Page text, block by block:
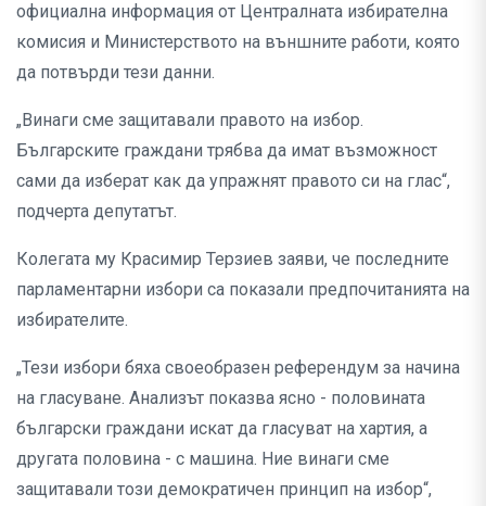
официална информация от Централната избирателна
комисия и Министерството на външните работи, която
да потвърди тези данни.
„Винаги сме защитавали правото на избор.
Българските граждани трябва да имат възможност
сами да изберат как да упражнят правото си на глас“,
подчерта депутатът.
Колегата му Красимир Терзиев заяви, че последните
парламентарни избори са показали предпочитанията на
избирателите.
„Тези избори бяха своеобразен референдум за начина
на гласуване. Анализът показва ясно - половината
български граждани искат да гласуват на хартия, а
другата половина - с машина. Ние винаги сме
защитавали този демократичен принцип на избор“,